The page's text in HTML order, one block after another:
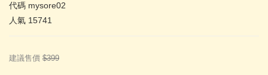
代碼 mysore02
人氣 15741
建議售價 $399